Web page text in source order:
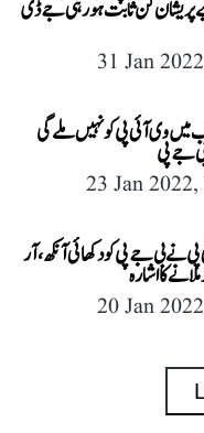
پریشان کن ثابت ہو رہی جے ڈی
31 Jan
میں وی آئی پی کو نہیں ملے گی
جے پی
23 Jan
نے بی جے پی کو دکھائی آنکھ، آر
کا اشارہ
20 Jan